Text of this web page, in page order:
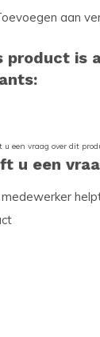
aan
product is
u een